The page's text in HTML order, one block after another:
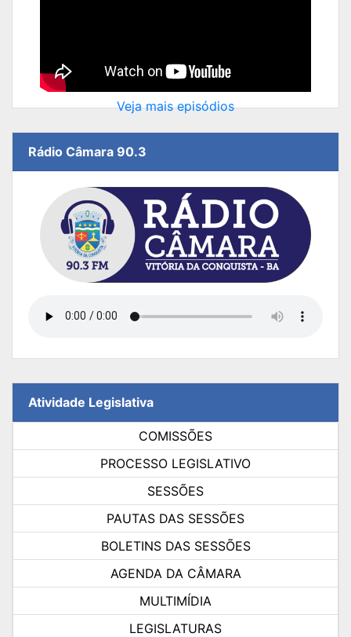
Veja mais episódios
Rádio Câmara 90.3
Atividade Legislativa
COMISSÕES
PROCESSO LEGISLATIVO
SESSÕES
PAUTAS DAS SESSÕES
BOLETINS DAS SESSÕES
AGENDA DA CÂMARA
MULTIMÍDIA
LEGISLATURAS